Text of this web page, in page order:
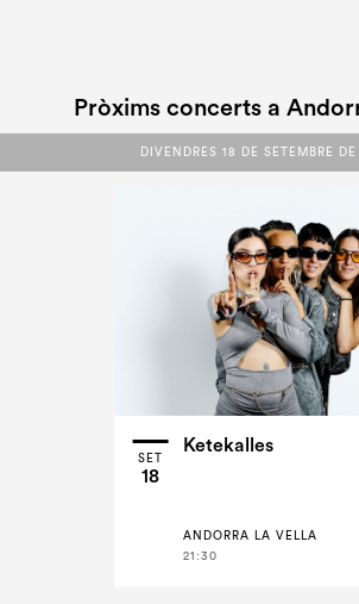
Pròxims concerts a
DIVENDRES 18 DE SETEMBRE
DIVENDRES 18 DE SETEMBRE
SET
18
Ketekalles
ANDORRA LA VELLA
21:30